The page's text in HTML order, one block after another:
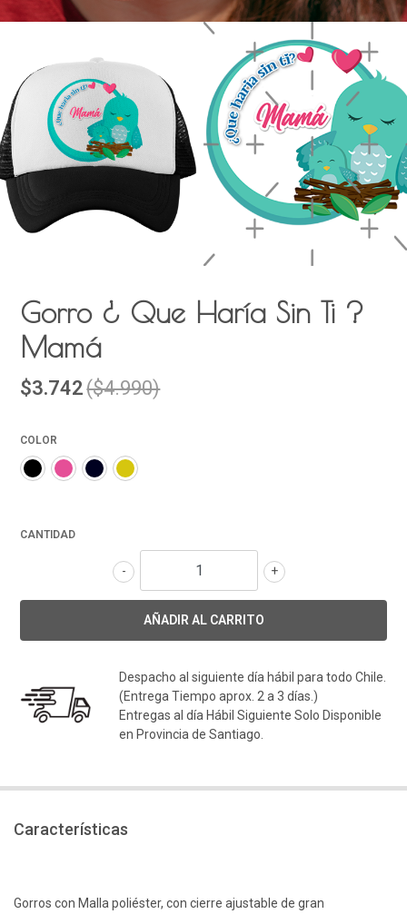
Gorro ¿ Que Haría Sin Ti ?
Mamá
$3.742($4.990)
COLOR
CANTIDAD
+
-
Despacho al siguiente día hábil para todo Chile.
(Entrega Tiempo aprox. 2 a 3 días.)
Entregas al día Hábil Siguiente Solo Disponible
en Provincia de Santiago.
Características
Gorros con Malla poliéster, con cierre ajustable de gran